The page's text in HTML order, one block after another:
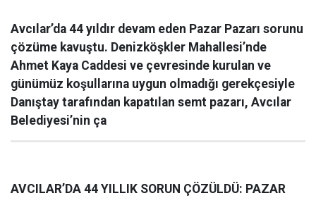
Avcılar’da 44 yıldır devam eden Pazar Pazarı sorunu
çözüme kavuştu. Denizköşkler Mahallesi’nde
Ahmet Kaya Caddesi ve çevresinde kurulan ve
günümüz koşullarına uygun olmadığı gerekçesiyle
Danıştay tarafından kapatılan semt pazarı, Avcılar
Belediyesi’nin ça
AVCILAR’DA 44 YILLIK SORUN ÇÖZÜLDÜ: PAZAR